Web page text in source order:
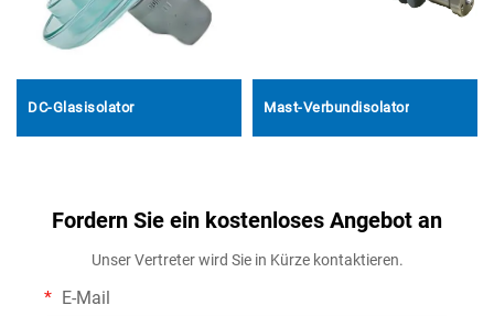
DC-Glasisolator Mast-Verbundisolator
Fordern Sie ein kostenloses Angebot an
Unser Vertreter wird Sie in Kürze kontaktieren.
E-Mail